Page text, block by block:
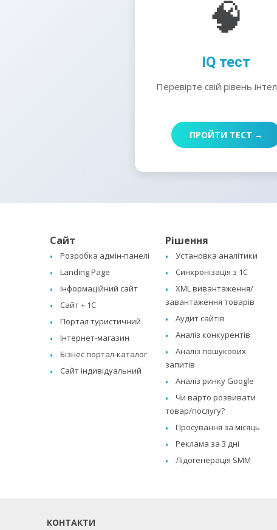
🧠
IQ тест
Перевірте свій рівень
ПРОЙТИ ТЕСТ →
Сайт
Розробка адмін-панелі
Landing Page
Інформаційний сайт
Сайт + 1C
Портал туристичний
Інтернет-магазин
Бізнес портал-каталог
Сайт індивідуальний
Рішення
Установка аналітики
Синхронізація з 1C
XML вивантаження/
завантаження товарів
Аудит сайтів
Аналіз конкурентів
Аналіз пошукових
запитів
Аналіз ринку Google
Чи варто розвивати
товар/послугу?
Просування за місяць
Реклама за 3 дні
Лідогенерація SMM
КОНТАКТИ